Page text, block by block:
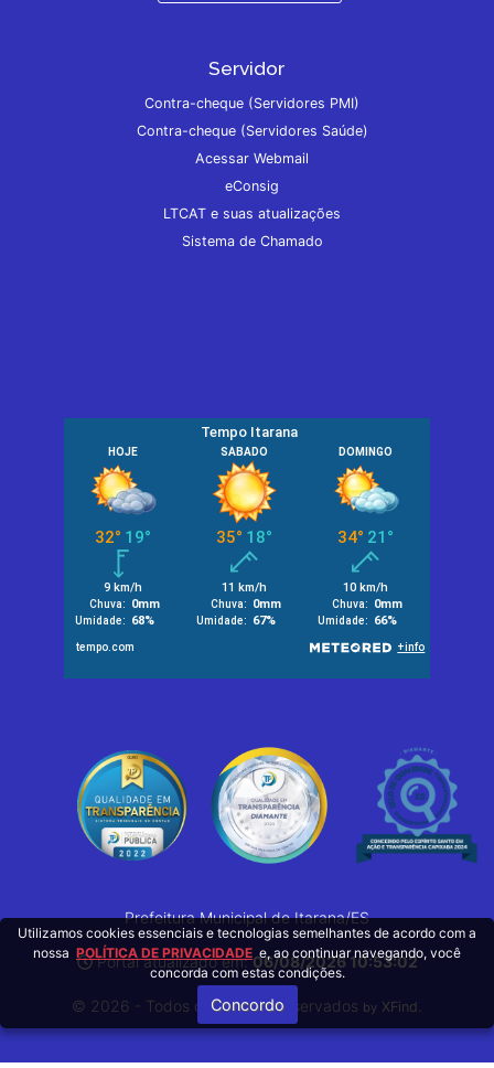
Servidor
Contra-cheque (Servidores PMI)
Contra-cheque (Servidores Saúde)
Acessar Webmail
eConsig
LTCAT e suas atualizações
Sistema de Chamado
Prefeitura Municipal de Itarana/ES
Portal atualizado em:06/08/2026 10:53:02
© 2026 - Todos os Direitos Reservados by XFind
Utilizamos cookies essenciais e tecnologias semelhantes de acordo com a
nossa POLÍTICA DE PRIVACIDADE e, ao continuar navegando, você
concorda com estas condições.
Concordo